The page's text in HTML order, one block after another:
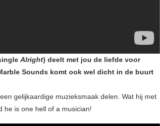
Alright) deelt met jou de liefde voor
Sounds komt ook wel dicht in de buurt
gelijkaardige muzieksmaak delen. Wat hij met
he is one hell of a musician!